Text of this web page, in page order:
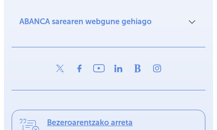
ABANCA sarearen webgune gehiago
Bezeroarentzako arreta